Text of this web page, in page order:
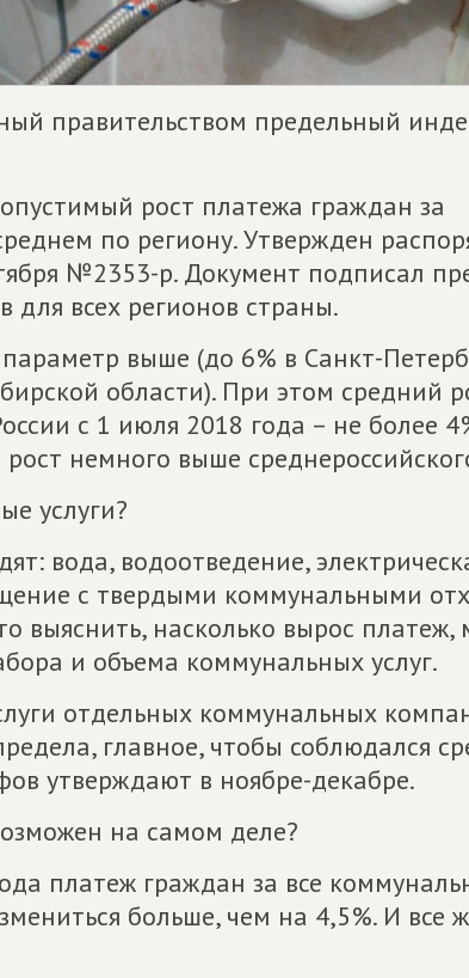
правительством предельный
рост платежа граждан за
по региону. Утвержден
№2353-р. Документ подписал
всех регионов страны.
выше (до 6% в Санкт-
области). При этом средний
с 1 июля 2018 года – не более
немного выше
услуги?
вода, водоотведение,
с твердыми коммунальными
выяснить, насколько вырос
и объема коммунальных услуг.
отдельных коммунальных
главное, чтобы соблюдался
утверждают в ноябре-декабре.
на самом деле?
платеж граждан за все
больше, чем на 4,5%. И все